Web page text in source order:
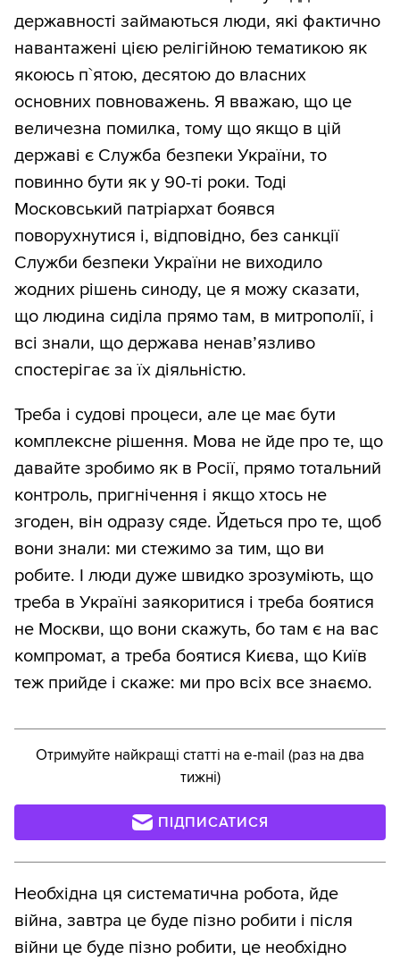
державності займаються люди, які фактично
навантажені цією релігійною тематикою як
якоюсь п`ятою, десятою до власних
основних повноважень. Я вважаю, що це
величезна помилка, тому що якщо в цій
державі є Служба безпеки України, то
повинно бути як у 90-ті роки. Тоді
Московський патріархат боявся
поворухнутися і, відповідно, без санкції
Служби безпеки України не виходило
жодних рішень синоду, це я можу сказати,
що людина сиділа прямо там, в митрополії, і
всі знали, що держава ненав’язливо
спостерігає за їх діяльністю.
Треба і судові процеси, але це має бути
комплексне рішення. Мова не йде про те, що
давайте зробимо як в Росії, прямо тотальний
контроль, пригнічення і якщо хтось не
згоден, він одразу сяде. Йдеться про те, щоб
вони знали: ми стежимо за тим, що ви
робите. І люди дуже швидко зрозуміють, що
треба в Україні заякоритися і треба боятися
не Москви, що вони скажуть, бо там є на вас
компромат, а треба боятися Києва, що Київ
теж прийде і скаже: ми про всіх все знаємо.
Отримуйте найкращі статті на e-mail (раз на два
тижні)
ПІДПИСАТИСЯ
Необхідна ця систематична робота, йде
війна, завтра це буде пізно робити і після
війни це буде пізно робити, це необхідно